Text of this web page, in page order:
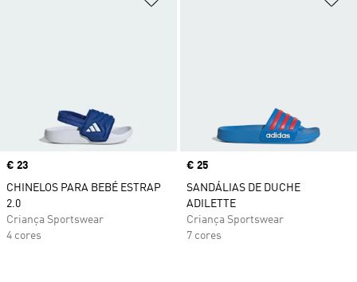
Price
€ 23
CHINELOS PARA BEBÉ ESTRAP
2.0
Criança Sportswear
4 cores
Price
€ 25
SANDÁLIAS DE DUCHE
ADILETTE
Criança Sportswear
7 cores